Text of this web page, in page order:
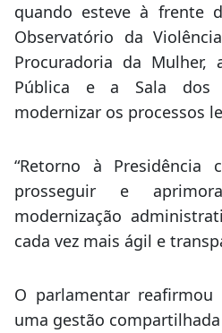
quando esteve à frente
Observatório da
Procuradoria da Mulher,
Pública e a Sala dos
modernizar os processos
“Retorno à
prosseguir e
modernização
cada vez mais ágil e
O parlamentar
uma gestão